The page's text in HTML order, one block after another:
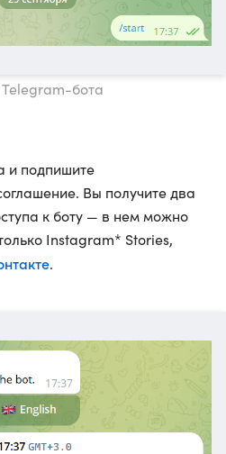
бота
и подпишите
Вы получите два
к боту — в нем можно
Instagram* Stories,
.